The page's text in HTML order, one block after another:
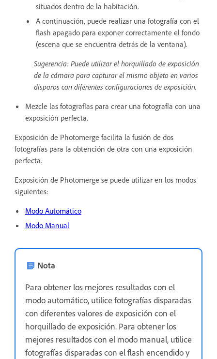
situados dentro de la habitación.
A continuación, puede realizar una fotografía con el
flash apagado para exponer correctamente el fondo
(escena que se encuentra detrás de la ventana).
Sugerencia: Puede utilizar el horquillado de exposición
de la cámara para capturar el mismo objeto en varios
disparos con diferentes configuraciones de exposición.
Mezcle las fotografías para crear una fotografía con una
exposición perfecta.
Exposición de Photomerge facilita la fusión de dos
fotografías para la obtención de otra con una exposición
perfecta.
Exposición de Photomerge se puede utilizar en los modos
siguientes:
Modo Automático
Modo Manual
Nota
Para obtener los mejores resultados con el
modo automático, utilice fotografías disparadas
con diferentes valores de exposición con el
horquillado de exposición. Para obtener los
mejores resultados con el modo manual, utilice
fotografías disparadas con el flash encendido y